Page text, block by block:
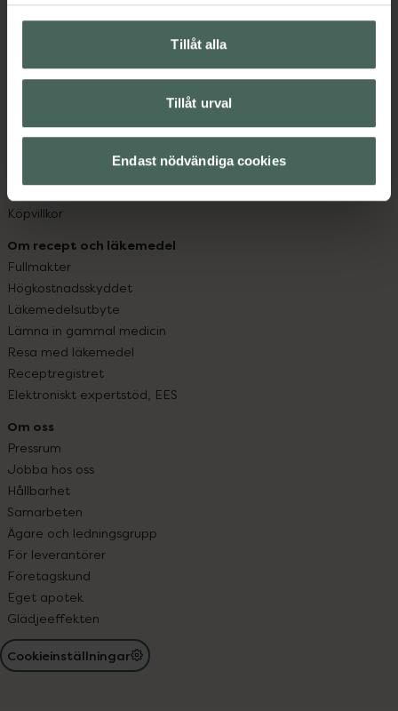
Tillåt alla
Tillåt urval
Endast nödvändiga cookies
Kundservice
Hitta apotek
Leverans, betalning och retur
Sajtens tillgänglighet
App
Köpvillkor
Om recept och läkemedel
Fullmakter
Högkostnadsskyddet
Läkemedelsutbyte
Lämna in gammal medicin
Resa med läkemedel
Receptregistret
Elektroniskt expertstöd, EES
Om oss
Pressrum
Jobba hos oss
Hållbarhet
Samarbeten
Ägare och ledningsgrupp
För leverantörer
Företagskund
Eget apotek
Glädjeeffekten
Cookieinställningar